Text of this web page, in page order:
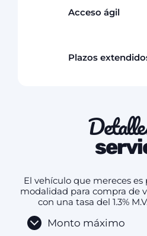
Acceso ágil
Plazos
El vehículo que mereces es
modalidad para compra de
con una tasa del 1.3%
Monto máximo